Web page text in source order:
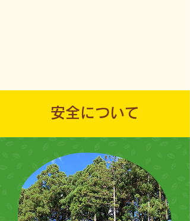
安全について